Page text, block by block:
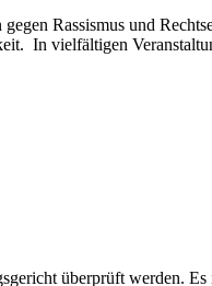
Rassismus und
In vielfältigen
überprüft werden. Es